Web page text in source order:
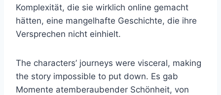
Komplexität, die sie wirklich online gemacht
hätten, eine mangelhafte Geschichte, die ihre
Versprechen nicht einhielt.
The characters’ journeys were visceral, making
the story impossible to put down. Es gab
Momente atemberaubender Schönheit, von